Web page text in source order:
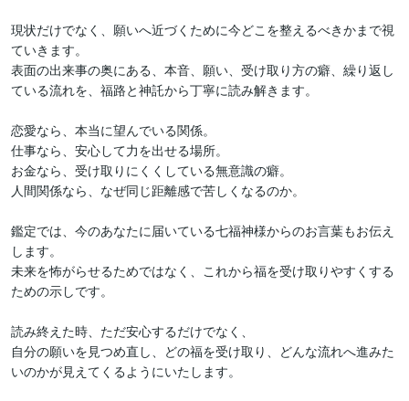
現状だけでなく、願いへ近づくために今どこを整えるべきかまで視
ていきます。
表面の出来事の奥にある、本音、願い、受け取り方の癖、繰り返し
ている流れを、福路と神託から丁寧に読み解きます。
恋愛なら、本当に望んでいる関係。
仕事なら、安心して力を出せる場所。
お金なら、受け取りにくくしている無意識の癖。
人間関係なら、なぜ同じ距離感で苦しくなるのか。
鑑定では、今のあなたに届いている七福神様からのお言葉もお伝え
します。
未来を怖がらせるためではなく、これから福を受け取りやすくする
ための示しです。
読み終えた時、ただ安心するだけでなく、
自分の願いを見つめ直し、どの福を受け取り、どんな流れへ進みた
いのかが見えてくるようにいたします。